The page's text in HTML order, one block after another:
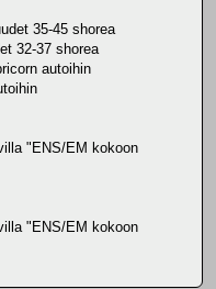
35-45 shorea
32-37 shorea
autoihin
"ENS/EM kokoon
"ENS/EM kokoon